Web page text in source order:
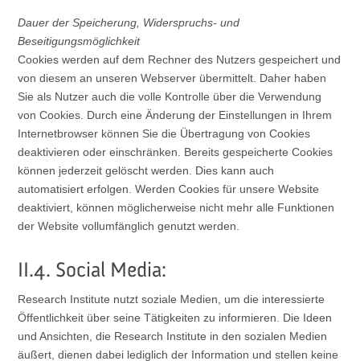
Dauer der Speicherung, Widerspruchs- und
Beseitigungsmöglichkeit
Cookies werden auf dem Rechner des Nutzers gespeichert und
von diesem an unseren Webserver übermittelt. Daher haben
Sie als Nutzer auch die volle Kontrolle über die Verwendung
von Cookies. Durch eine Änderung der Einstellungen in Ihrem
Internetbrowser können Sie die Übertragung von Cookies
deaktivieren oder einschränken. Bereits gespeicherte Cookies
können jederzeit gelöscht werden. Dies kann auch
automatisiert erfolgen. Werden Cookies für unsere Website
deaktiviert, können möglicherweise nicht mehr alle Funktionen
der Website vollumfänglich genutzt werden.
II.4. Social Media:
Research Institute nutzt soziale Medien, um die interessierte
Öffentlichkeit über seine Tätigkeiten zu informieren. Die Ideen
und Ansichten, die Research Institute in den sozialen Medien
äußert, dienen dabei lediglich der Information und stellen keine